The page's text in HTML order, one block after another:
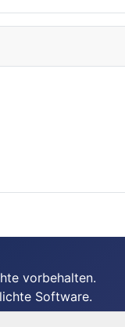
vorbehalten.
Software.